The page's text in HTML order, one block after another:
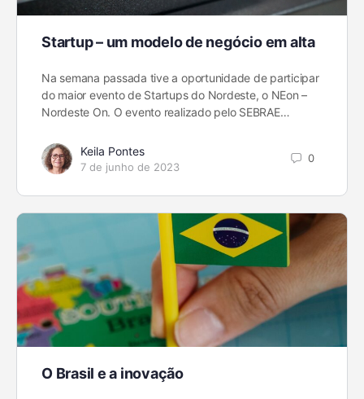
Startup – um modelo de negócio em alta
Na semana passada tive a oportunidade de participar
do maior evento de Startups do Nordeste, o NEon –
Nordeste On. O evento realizado pelo SEBRAE…
Keila Pontes
7 de junho de 2023
0
O Brasil e a inovação